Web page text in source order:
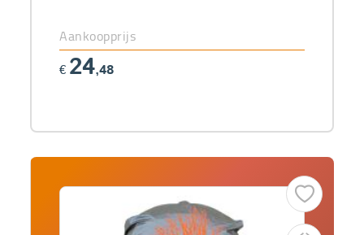
Aankoopprijs
€ 24,48